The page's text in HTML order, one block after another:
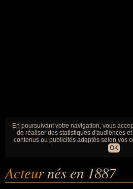
En poursuivant votre navigation, vous
de réaliser des statistiques d'audiences
contenus ou publicités adaptés selon vos
OK
Acteurnés en 1887